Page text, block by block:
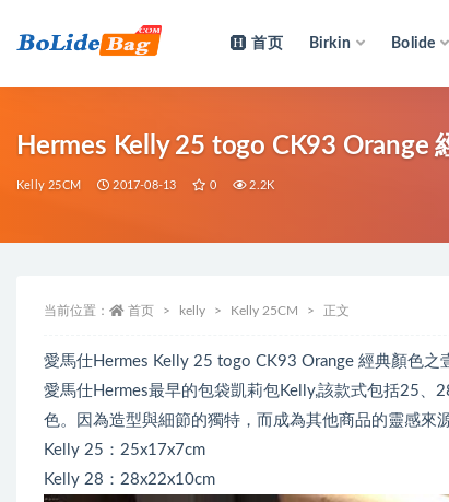
首页 Birkin Bolide
Hermes Kelly 25 togo CK93 Orange
Kelly 25CM 2017-08-13 0 2.2K
当前位置： 首页 kelly Kelly 25CM 正文
愛馬仕Hermes Kelly 25 togo CK93 Orange 經典顏色
愛馬仕Hermes最早的包袋凱莉包Kelly,該款式包括25
色。因為造型與細節的獨特，而成為其他商品的靈感
Kelly 25：25x17x7cm
Kelly 28：28x22x10cm